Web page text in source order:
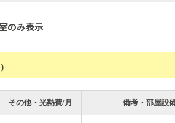
ませんか？
のみ表示
その他・光熱費/月 備考・部屋設